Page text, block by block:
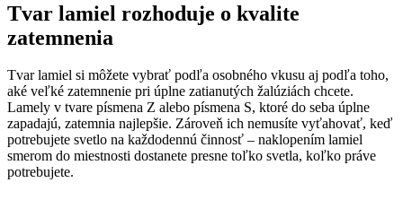
Tvar lamiel rozhoduje o kvalite
zatemnenia
Tvar lamiel si môžete vybrať podľa osobného vkusu aj podľa toho,
aké veľké zatemnenie pri úplne zatianutých žalúziách chcete.
Lamely v tvare písmena Z alebo písmena S, ktoré do seba úplne
zapadajú, zatemnia najlepšie. Zároveň ich nemusíte vyťahovať, keď
potrebujete svetlo na každodennú činnosť – naklopením lamiel
smerom do miestnosti dostanete presne toľko svetla, koľko práve
potrebujete.